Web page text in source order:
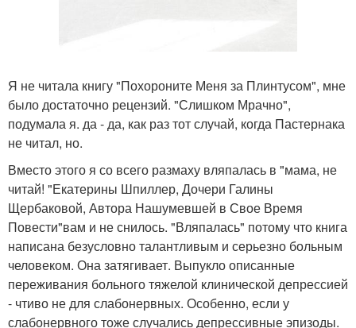
Я не читала книгу "Похороните Меня за Плинтусом", мне
было достаточно рецензий. "Слишком Мрачно",
подумала я. да - да, как раз тот случай, когда Пастернака
не читал, но.
Вместо этого я со всего размаху вляпалась в "мама, не
читай! "Екатерины Шпиллер, Дочери Галины
Щербаковой, Автора Нашумевшей в Свое Время
Повести"вам и не снилось. "Вляпалась" потому что книга
написана безусловно талантливым и серьезно больным
человеком. Она затягивает. Выпукло описанные
переживания больного тяжелой клинической депрессией
- чтиво не для слабонервных. Особенно, если у
слабонервного тоже случались депрессивные эпизоды.